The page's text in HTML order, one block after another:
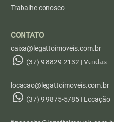
Trabalhe conosco
CONTATO
caixa@legattoimoveis.com.br
(37) 9 8829-2132 | Vendas
locacao@legattoimoveis.com.br
(37) 9 9875-5785 | Locação